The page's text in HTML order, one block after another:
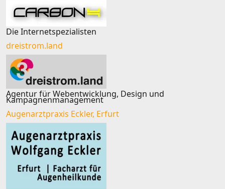
Die Internetspezialisten
dreistrom.land
Agentur für Webentwicklung, Design und
Kampagnenmanagement
Augenarztpraxis Eckler, Erfurt